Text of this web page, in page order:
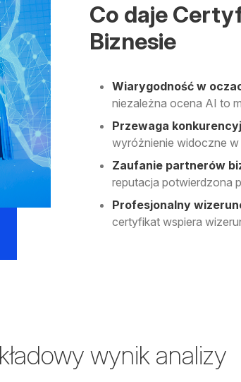
Co daje
Biznesie
Wiarygodność w
niezależna ocena AI to
Przewaga
wyróżnienie widoczne w
Zaufanie partnerów
reputacja potwierdzona
Profesjonalny
certyfikat wspiera
wynik analizy